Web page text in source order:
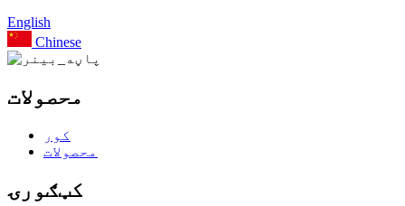
English
Chinese
محصولات
کور
محصولات
کټګورۍ